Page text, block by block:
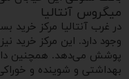
میگروس آنتالیا
در غرب آنتالیا مرکز خرید
وجود دارد. این مرکز خرید
پوشش می‌دهد. همچنین
بهداشتی و شوینده و